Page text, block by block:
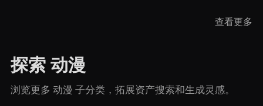
查看更多
探索 动漫
浏览更多 动漫 子分类，拓展资产搜索和生成灵感。